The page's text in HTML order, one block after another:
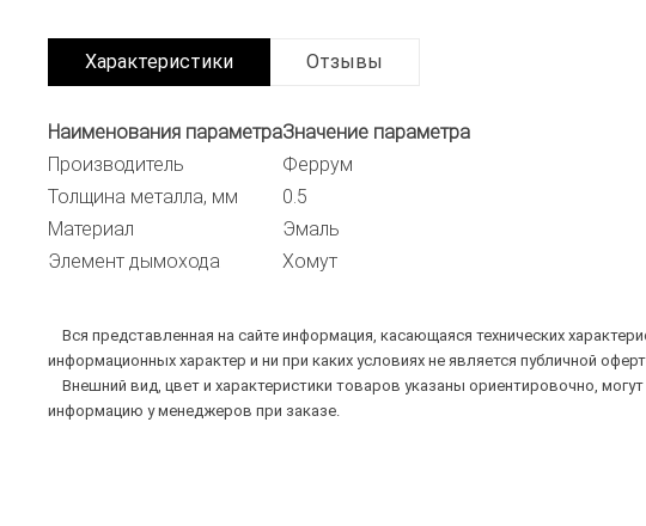
Характеристики Отзывы
Наименования параметраЗначение параметра
Производитель
Феррум
Толщина металла, мм
0.5
Материал
Эмаль
Элемент дымохода
Хомут
Вся представленная на сайте информация, касающаяся технических
информационных характер и ни при каких условиях не является публичной
Внешний вид, цвет и характеристики товаров указаны ориентировочно,
информацию у менеджеров при заказе.